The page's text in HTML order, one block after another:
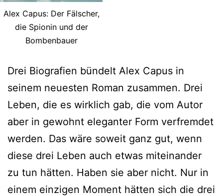
Alex Capus: Der Fälscher,
die Spionin und der
Bombenbauer
Drei Biografien bündelt Alex Capus in
seinem neuesten Roman zusammen. Drei
Leben, die es wirklich gab, die vom Autor
aber in gewohnt eleganter Form verfremdet
werden. Das wäre soweit ganz gut, wenn
diese drei Leben auch etwas miteinander
zu tun hätten. Haben sie aber nicht. Nur in
einem einzigen Moment hätten sich die drei